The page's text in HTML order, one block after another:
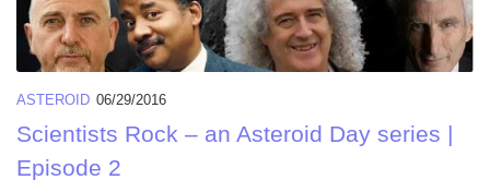
ASTEROID 06/29/2016
Scientists Rock – an Asteroid Day series |
Episode 2